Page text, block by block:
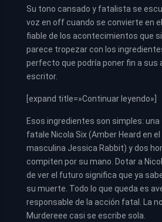
Su tono cansado y fatalista se
voz en off cuando se convierte en
fiable de los acontecimientos que
parece tropezar con los
perfecto que podría poner fin a sus
escritor.
[expand title=»Continuar leyendo»]
Esos ingredientes son simples:
fatale Nicola Six (Amber Heard en
masculina Jessica Rabbit) y dos
compiten por su mano. Dotar a
de ver el futuro significa que ya
su muerte. Todo lo que queda es
responsable de la acción fatal. La
Murdereee casi se escribe sola.